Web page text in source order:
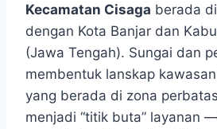
Kecamatan Cisaga berada
dengan Kota Banjar dan
(Jawa Tengah). Sungai dan
membentuk lanskap
yang berada di zona
menjadi “titik buta” layanan